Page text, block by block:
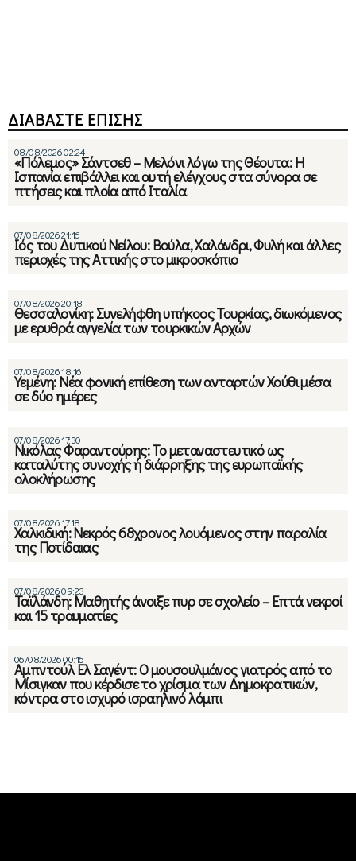
ΔΙΑΒΑΣΤΕ ΕΠΙΣΗΣ
08/08/2026 02:24
«Πόλεμος» Σάντσεθ – Μελόνι λόγω της Θέουτα: Η
Ισπανία επιβάλλει και αυτή ελέγχους στα σύνορα σε
πτήσεις και πλοία από Ιταλία
07/08/2026 21:16
Ιός του Δυτικού Νείλου: Βούλα, Χαλάνδρι, Φυλή και άλλες
περιοχές της Αττικής στο μικροσκόπιο
07/08/2026 20:18
Θεσσαλονίκη: Συνελήφθη υπήκοος Τουρκίας, διωκόμενος
με ερυθρά αγγελία των τουρκικών Αρχών
07/08/2026 18:16
Υεμένη: Νέα φονική επίθεση των ανταρτών Χούθι μέσα
σε δύο ημέρες
07/08/2026 17:30
Νικόλας Φαραντούρης: Το μεταναστευτικό ως
καταλύτης συνοχής ή διάρρηξης της ευρωπαϊκής
ολοκλήρωσης
07/08/2026 17:18
Χαλκιδική: Νεκρός 68χρονος λουόμενος στην παραλία
της Ποτίδαιας
07/08/2026 09:23
Ταϊλάνδη: Μαθητής άνοιξε πυρ σε σχολείο – Επτά νεκροί
και 15 τραυματίες
06/08/2026 00:16
Αμπντούλ Ελ Σαγέντ: Ο μουσουλμάνος γιατρός από το
Μίσιγκαν που κέρδισε το χρίσμα των Δημοκρατικών,
κόντρα στο ισχυρό ισραηλινό λόμπι